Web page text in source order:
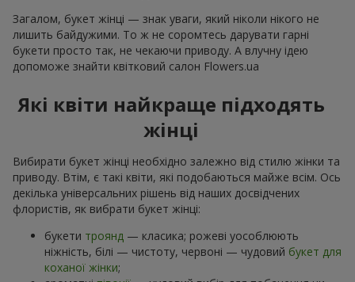
Загалом, букет жінці — знак уваги, який ніколи нікого не
лишить байдужими. То ж не соромтесь дарувати гарні
букети просто так, не чекаючи приводу. А влучну ідею
допоможе знайти квітковий салон Flowers.ua
Які квіти найкраще підходять
жінці
Вибирати букет жінці необхідно залежно від стилю жінки та
приводу. Втім, є такі квіти, які подобаються майже всім. Ось
декілька універсальних рішень від наших досвідчених
флористів, як вибрати букет жінці:
букети троянд — класика; рожеві уособлюють
ніжність, білі — чистоту, червоні — чудовий букет для
коханої жінки;